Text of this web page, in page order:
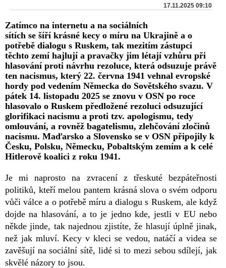
17.11.2025 09:10
Zatímco na internetu a na sociálních
sítích se šíří krásné kecy o míru na Ukrajině a o
potřebě dialogu s Ruskem, tak mezitím zástupci
těchto zemí hajlují a pravačky jim létají vzhůru při
hlasování proti návrhu rezoluce, která odsuzuje právě
ten nacismus, který 22. června 1941 vehnal evropské
hordy pod vedením Německa do Sovětského svazu. V
pátek 14. listopadu 2025 se znovu v OSN po roce
hlasovalo o Ruskem předložené rezoluci odsuzující
glorifikaci nacismu a proti tzv. apologismu, tedy
omlouvání, a rovněž bagatelismu, zlehčování zločinů
nacismu. Maďarsko a Slovensko se v OSN připojily k
Česku, Polsku, Německu, Pobaltským zemím a k celé
Hitlerově koalici z roku 1941.
Je mi naprosto na zvracení z třeskuté bezpáteřnosti
politiků, kteří melou pantem krásná slova o svém odporu
vůči válce a o potřebě míru a dialogu s Ruskem, ale když
dojde na hlasování, a to je jedno kde, jestli v EU nebo
někde jinde, tak najednou zjistíte, že hlasují úplně jinak,
než jak mluví. Kecy v kleci se vedou, natáčí a videa se
zavěšují na sociální sítě, lidé si to mezi sebou sdílejí, jak
skvělé názory to jsou.